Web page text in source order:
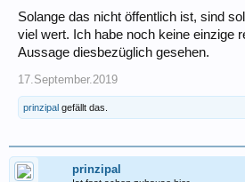
Solange das nicht öffentlich ist, sind
viel wert. Ich habe noch keine einzige
Aussage diesbezüglich gesehen.
17.September.2019
prinzipal gefällt das.
prinzipal